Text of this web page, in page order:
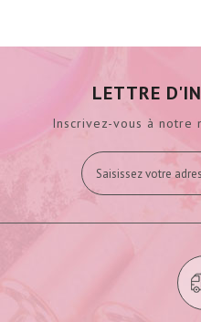
LETTRE
Inscrivez-vous à notre